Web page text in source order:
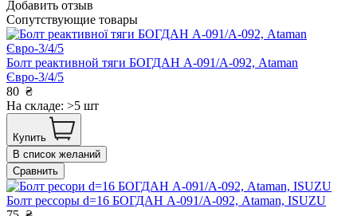
Добавить отзыв
Сопутствующие товары
Болт реактивной тяги БОГДАН А-091/А-092, Ataman
Євро-3/4/5
80 ₴
На складе: >5 шт
Купить
В список желаний
Сравнить
Болт рессоры d=16 БОГДАН А-091/А-092, Ataman, ISUZU